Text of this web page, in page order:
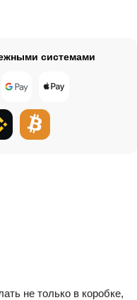
не только в коробке,
системами